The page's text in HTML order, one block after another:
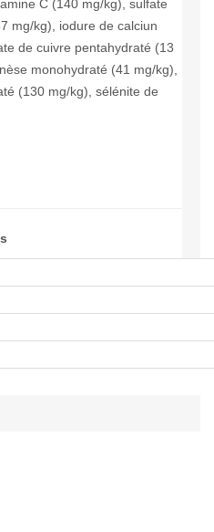
C (140 mg/kg), sulfate
mg/kg), iodure de calciun
de cuivre pentahydraté (13
monohydraté (41 mg/kg),
(130 mg/kg), sélénite de